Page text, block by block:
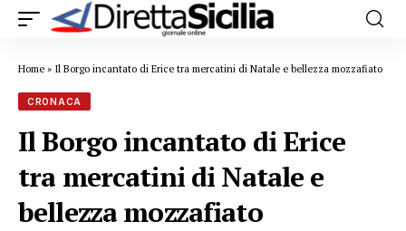
Home » Il Borgo incantato di Erice tra mercatini di Natale e bellezza mozzafiato
CRONACA
Il Borgo incantato di Erice
tra mercatini di Natale e
bellezza mozzafiato